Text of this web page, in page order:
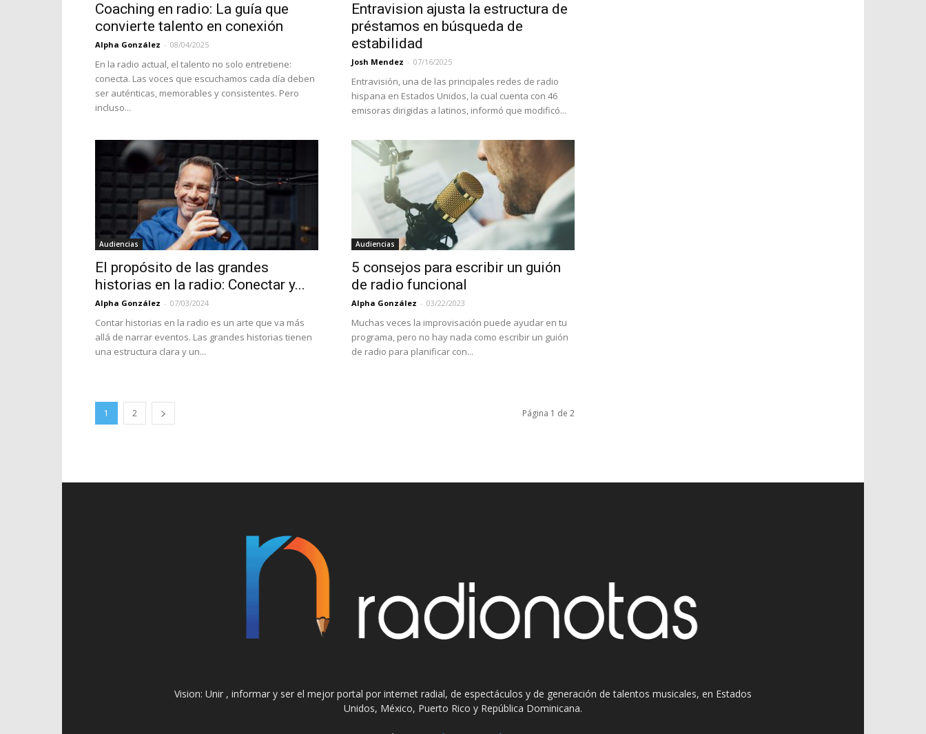
Coaching en radio: La guía que
convierte talento en conexión
Alpha González - 08/04/2025
En la radio actual, el talento no solo entretiene:
conecta. Las voces que escuchamos cada día deben
ser auténticas, memorables y consistentes. Pero
incluso...
Entravision ajusta la estructura de
préstamos en búsqueda de
estabilidad
Josh Mendez - 07/16/2025
Entravisión, una de las principales redes de radio
hispana en Estados Unidos, la cual cuenta con 46
emisoras dirigidas a latinos, informó que modificó...
Audiencias
El propósito de las grandes
historias en la radio: Conectar y...
Alpha González - 07/03/2024
Contar historias en la radio es un arte que va más
allá de narrar eventos. Las grandes historias tienen
una estructura clara y un...
Audiencias
5 consejos para escribir un guión
de radio funcional
Alpha González - 03/22/2023
Muchas veces la improvisación puede ayudar en tu
programa, pero no hay nada como escribir un guión
de radio para planificar con...
1 2 Página 1 de 2
Vision: Unir , informar y ser el mejor portal por internet radial, de espectáculos y de generación de talentos musicales, en Estados
Unidos, México, Puerto Rico y República Dominicana.